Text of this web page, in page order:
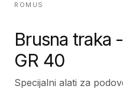
ROMUS
Brusna traka
GR 40
Specijalni alati za